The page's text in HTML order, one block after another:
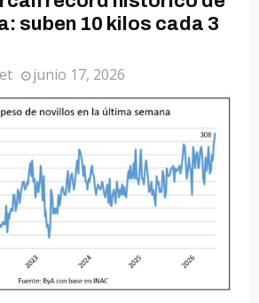
suben 10 kilos cada 3
junio 17, 2026